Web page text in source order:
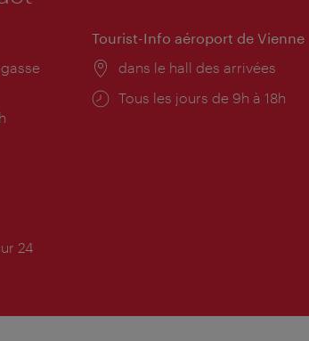
Tourist-Info aéroport de Vienne
Lieu:
dans le hall des arrivées
Horaires
Tous les jours de 9h à 18h
24